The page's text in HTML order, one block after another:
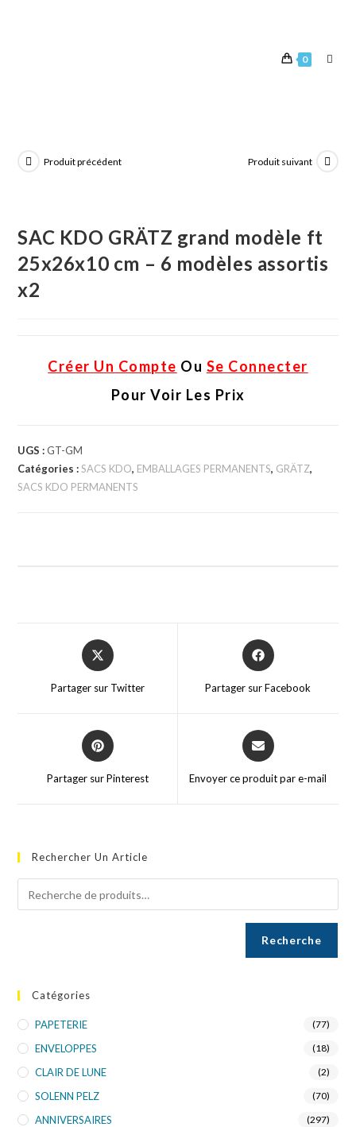
0
Produit précédent Produit suivant
SAC KDO GRÄTZ grand modèle ft
25x26x10 cm – 6 modèles assortis
x2
Créer Un Compte Ou Se Connecter
Pour Voir Les Prix
UGS :GT-GM
Catégories :SACS KDO, EMBALLAGES PERMANENTS, GRÄTZ,
SACS KDO PERMANENTS
Partager sur Twitter Partager sur Facebook
Partager sur Pinterest Envoyer ce produit par e-mail
Rechercher Un Article
Recherche
Catégories
PAPETERIE (77)
ENVELOPPES (18)
CLAIR DE LUNE (2)
SOLENN PELZ (70)
ANNIVERSAIRES (297)